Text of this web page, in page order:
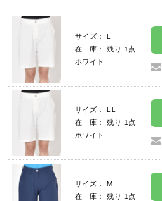
サイズ： L
在 庫： 残り 1点
ホワイト
サイズ： LL
在 庫： 残り 1点
ホワイト
サイズ： M
在 庫： 残り 1点